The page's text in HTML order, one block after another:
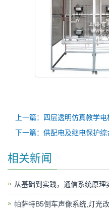
上一篇：四层透明仿真教学电
下一篇：供配电及继电保护综
相关新闻
从基础到实践，通信系统原理
帕萨特B5倒车声像系统,灯光